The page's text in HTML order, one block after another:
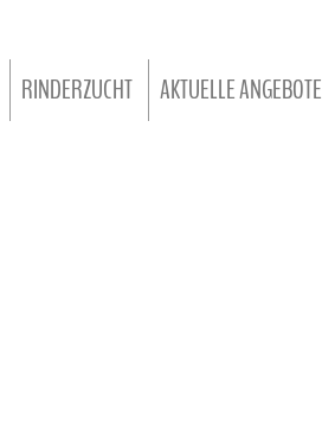
RINDERZUCHT AKTUELLE ANGEBOTE